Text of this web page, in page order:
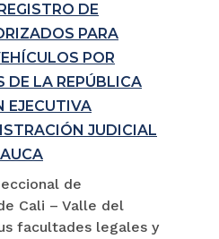
DE
PARA
POR
DE LA REPÚBLICA
EJECUTIVA
JUDICIAL
de
Cali – Valle del
facultades legales y